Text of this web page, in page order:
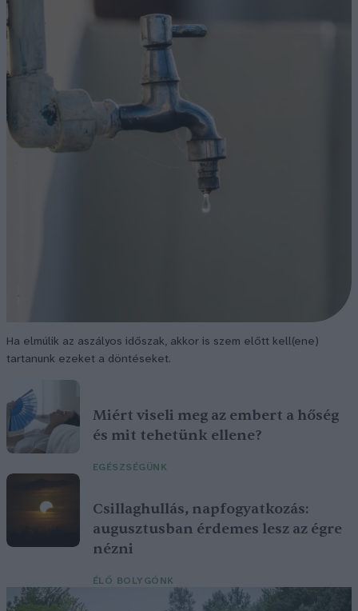
Ha elmúlik az aszályos időszak, akkor is szem előtt kell(ene)
tartanunk ezeket a döntéseket.
Miért viseli meg az embert a hőség
és mit tehetünk ellene?
EGÉSZSÉGÜNK
Csillaghullás, napfogyatkozás:
augusztusban érdemes lesz az égre
nézni
ÉLŐ BOLYGÓNK